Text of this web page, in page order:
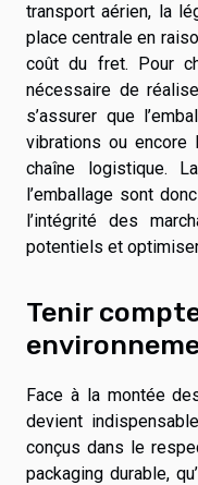
transport aérien, la
place centrale en
coût du fret. Pour
nécessaire de
s’assurer que
vibrations ou encore
chaîne logistique.
l’emballage sont
l’intégrité des
potentiels et
Tenir
Face à la montée
devient
conçus dans le
packaging durable,